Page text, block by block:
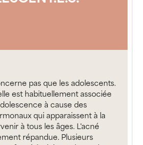
pas que les adolescents.
est habituellement associée
à cause des
qui apparaissent à la
à tous les âges. L'acné
répandue. Plusieurs